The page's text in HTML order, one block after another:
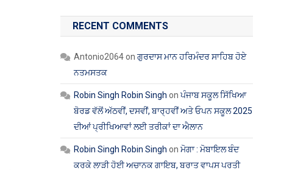
RECENT COMMENTS
Antonio2064onਗੁਰਦਾਸ ਮਾਨ ਹਰਿਮੰਦਰ ਸਾਹਿਬ ਹੋਏ
ਨਤਮਸਤਕ
Robin Singh Robin Singh onਪੰਜਾਬ ਸਕੂਲ ਸਿੱਖਿਆ
ਬੋਰਡ ਵੱਲੋਂ ਅੱਠਵੀਂ, ਦਸਵੀਂ, ਬਾਰ੍ਹਵੀਂ ਅਤੇ ਓਪਨ ਸਕੂਲ 2025
ਦੀਆਂ ਪ੍ਰੀਖਿਆਵਾਂ ਲਈ ਤਰੀਕਾਂ ਦਾ ਐਲਾਨ
Robin Singh Robin Singh onਮੋਗਾ : ਮੋਬਾਇਲ ਬੰਦ
ਕਰਕੇ ਲਾੜੀ ਹੋਈ ਅਚਾਨਕ ਗਾਇਬ, ਬਰਾਤ ਵਾਪਸ ਪਰਤੀ